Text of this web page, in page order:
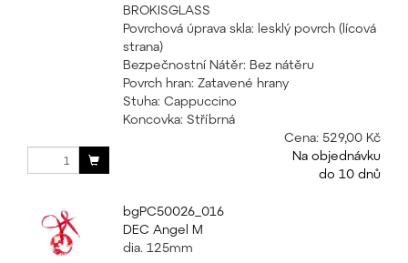
BROKISGLASS
Povrchová úprava skla: lesklý povrch (lícová
strana)
Bezpečnostní Nátěr: Bez nátěru
Povrch hran: Zatavené hrany
Stuha: Cappuccino
Koncovka: Stříbrná
Cena: 529,00 Kč
Na objednávku
do 10 dnů
bgPC50026_016
DEC Angel M
dia. 125mm